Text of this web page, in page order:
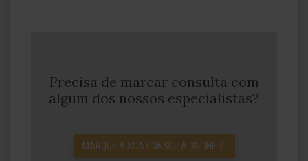
Precisa de marcar consulta com
algum dos nossos especialistas?
MARQUE A SUA CONSULTA ONLINE